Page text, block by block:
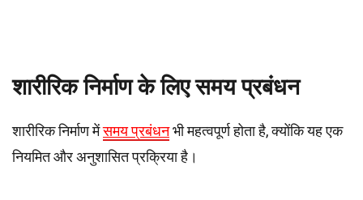
शारीरिक निर्माण के लिए समय प्रबंधन
शारीरिक निर्माण मेंसमय प्रबंधनभी महत्वपूर्ण होता है, क्योंकि यह एक
नियमित और अनुशासित प्रक्रिया है।